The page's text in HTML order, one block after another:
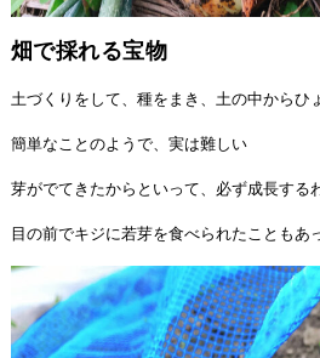
畑で採れる宝物
土づくりをして、種をまき、土の中からひ
簡単なことのようで、実は難しい
芽がでてきたからといって、必ず成長する
目の前でキジに若芽を食べられたこともあ